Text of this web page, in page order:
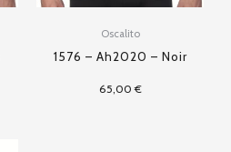
Oscalito
1576 – Ah2020 – Noir
65,00€